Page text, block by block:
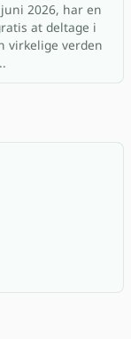
2026, har en
at deltage i
virkelige verden